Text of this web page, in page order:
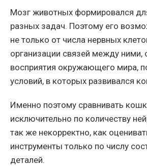
Мозг животных формировался
разных задач. Поэтому его
не только от числа нервных
организации связей между ними,
восприятия окружающего мира,
условий, в которых развивался
Именно поэтому сравнивать
исключительно по количеству
так же некорректно, как
инструменты только по числу
деталей.